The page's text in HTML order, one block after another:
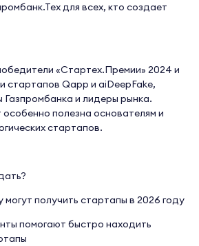
для всех, кто создает
«Стартех.Премии» 2024 и
стартапов Qapp и aiDeepFake,
Газпромбанка и лидеры рынка.
полезна основателям и
стартапов.
получить стартапы в 2026 году
помогают быстро находить